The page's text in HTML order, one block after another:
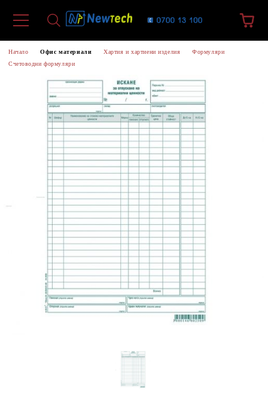
Начало Офис материали Хартия и хартиени изделия
Формуляри
Счетоводни формуляри